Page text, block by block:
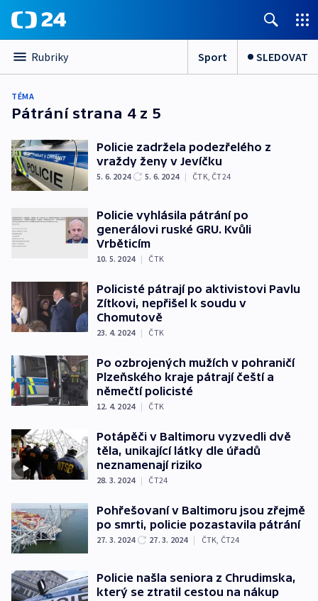
Rubriky Sport SLEDOVAT
TÉMA
Pátránístrana 4 z 5
Policie zadržela podezřelého z
vraždy ženy v Jevíčku
5. 6. 2024 5. 6. 2024 | ČTK, ČT24
Policie vyhlásila pátrání po
generálovi ruské GRU. Kvůli
Vrběticím
10. 5. 2024 | ČTK
Policisté pátrají po aktivistovi Pavlu
Zítkovi, nepřišel k soudu v
Chomutově
23. 4. 2024 | ČTK
Po ozbrojených mužích v pohraničí
Plzeňského kraje pátrají čeští a
němečtí policisté
12. 4. 2024 | ČTK
Potápěči v Baltimoru vyzvedli dvě
těla, unikající látky dle úřadů
neznamenají riziko
28. 3. 2024 | ČT24
Pohřešovaní v Baltimoru jsou zřejmě
po smrti, policie pozastavila pátrání
27. 3. 2024 27. 3. 2024 | ČTK ČT24
Policie našla seniora z Chrudimska,
který se ztratil cestou na nákup